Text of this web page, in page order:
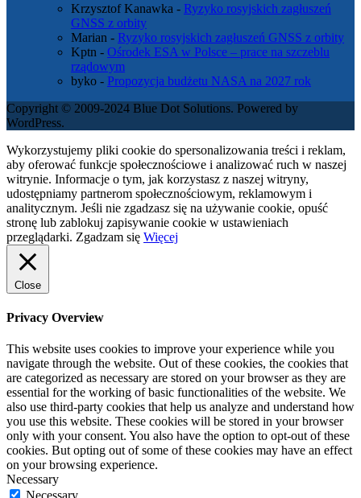
Krzysztof Kanawka - Ryzyko rosyjskich zagłuszeń
GNSS z orbity
Marian - Ryzyko rosyjskich zagłuszeń GNSS z orbity
Kptn - Ośrodek ESA w Polsce – prace na szczeblu
rządowym
byko - Propozycja budżetu NASA na 2027 rok
Copyright © 2009-2024 Blue Dot Solutions. Powered by
WordPress.
Wykorzystujemy pliki cookie do spersonalizowania treści i reklam,
aby oferować funkcje społecznościowe i analizować ruch w naszej
witrynie. Informacje o tym, jak korzystasz z naszej witryny,
udostępniamy partnerom społecznościowym, reklamowym i
analitycznym. Jeśli nie zgadzasz się na używanie cookie, opuść
stronę lub zablokuj zapisywanie cookie w ustawieniach
przeglądarki. Zgadzam się Więcej
Close
Privacy Overview
This website uses cookies to improve your experience while you
navigate through the website. Out of these cookies, the cookies that
are categorized as necessary are stored on your browser as they are
essential for the working of basic functionalities of the website. We
also use third-party cookies that help us analyze and understand how
you use this website. These cookies will be stored in your browser
only with your consent. You also have the option to opt-out of these
cookies. But opting out of some of these cookies may have an effect
on your browsing experience.
Necessary